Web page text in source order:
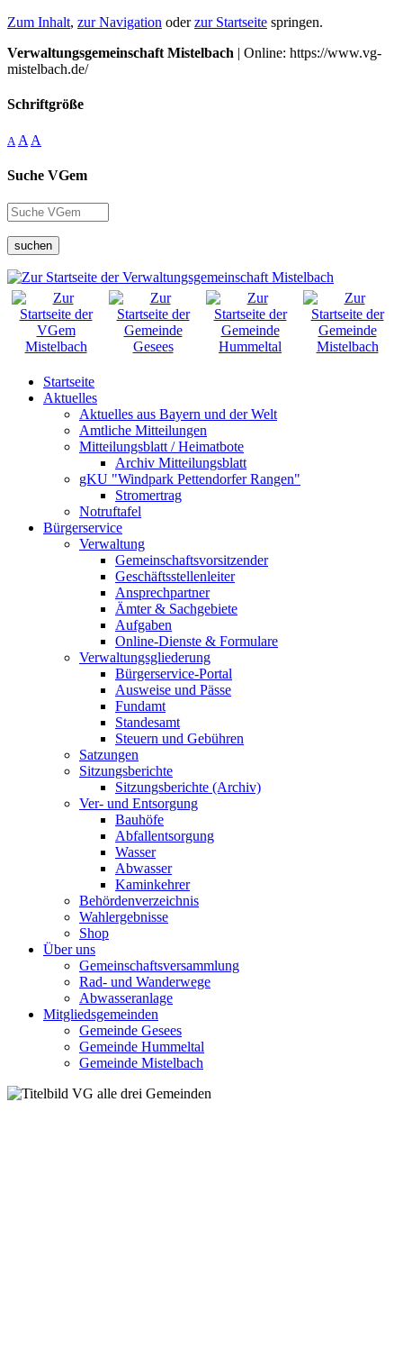
Zum Inhalt, zur Navigation oderzur Startseite springen.
Verwaltungsgemeinschaft Mistelbach | Online: https://www.vg-
mistelbach.de/
Schriftgröße
A A A
Suche VGem
suchen
Startseite
Aktuelles
Aktuelles aus Bayern und der Welt
Amtliche Mitteilungen
Mitteilungsblatt / Heimatbote
Archiv Mitteilungsblatt
gKU "Windpark Pettendorfer Rangen"
Stromertrag
Notruftafel
Bürgerservice
Verwaltung
Gemeinschaftsvorsitzender
Geschäftsstellenleiter
Ansprechpartner
Ämter & Sachgebiete
Aufgaben
Online-Dienste & Formulare
Verwaltungsgliederung
Bürgerservice-Portal
Ausweise und Pässe
Fundamt
Standesamt
Steuern und Gebühren
Satzungen
Sitzungsberichte
Sitzungsberichte (Archiv)
Ver- und Entsorgung
Bauhöfe
Abfallentsorgung
Wasser
Abwasser
Kaminkehrer
Behördenverzeichnis
Wahlergebnisse
Shop
Über uns
Gemeinschaftsversammlung
Rad- und Wanderwege
Abwasseranlage
Mitgliedsgemeinden
Gemeinde Gesees
Gemeinde Hummeltal
Gemeinde Mistelbach